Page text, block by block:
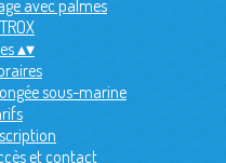
avec palmes
▴▾
sous-marine
et contact